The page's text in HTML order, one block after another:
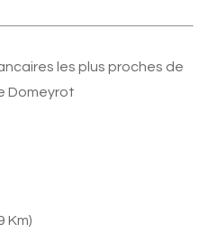
les plus proches de
Domeyrot
Km)